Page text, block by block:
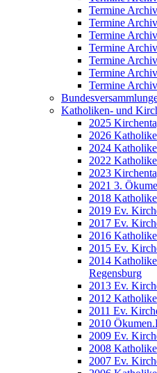
Termine
Termine
Termine
Termine
Termine
Termine
Termine
Katholiken- und
2025
2026
2024
2022
2023
2021 3.
2018
2019 Ev.
2017 Ev.
2016
2015 Ev.
2014
Regensburg
2013 Ev.
2012
2011 Ev.
2010
2009 Ev.
2008
2007 Ev.